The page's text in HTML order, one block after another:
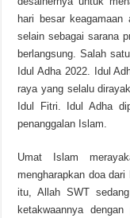
hari besar
selain sebagai sarana
berlangsung. Salah
Idul Adha 2022. Idul
raya yang selalu
Idul Fitri. Idul Adha
penanggalan Islam.
Umat ​​Islam
mengharapkan doa
itu, Allah SWT
ketakwaannya